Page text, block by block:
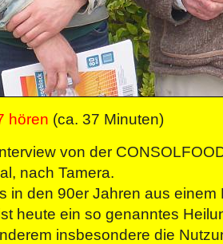
hören (ca. 37 Minuten)
von der
nach Tamera.
in den 90er Jahren aus einem
heute ein so genanntes
insbesondere die